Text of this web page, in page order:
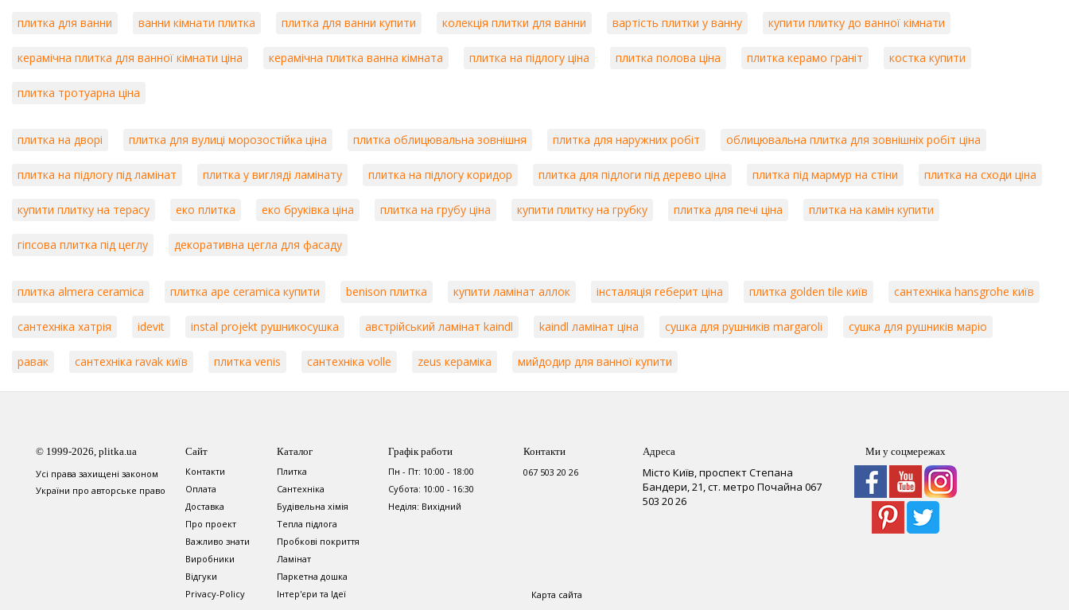
плитка для ванни ванни кімнати плитка плитка для ванни купити колекція плитки для ванни вартість плитки у ванну купити плитку до ванної кімнати
керамічна плитка для ванної кімнати ціна керамічна плитка ванна кімната плитка на підлогу ціна плитка полова ціна плитка керамо граніт костка купити
плитка тротуарна ціна
плитка на дворі плитка для вулиці морозостійка ціна плитка облицювальна зовнішня плитка для наружних робіт облицювальна плитка для зовнішніх робіт ціна
плитка на підлогу під ламінат плитка у вигляді ламінату плитка на підлогу коридор плитка для підлоги під дерево ціна плитка під мармур на стіни плитка на сходи ціна
купити плитку на терасу еко плитка еко бруківка ціна плитка на грубу ціна купити плитку на грубку плитка для печі ціна плитка на камін купити
гіпсова плитка під цеглу декоративна цегла для фасаду
плитка almera ceramica плитка ape ceramica купити benison плитка купити ламінат аллок інсталяція геберит ціна плитка golden tile київ сантехніка hansgrohe київ
сантехніка хатрія idevit instal projekt рушникосушка австрійський ламінат kaindl kaindl ламінат ціна сушка для рушників margaroli сушка для рушників маріо
равак сантехніка ravak київ плитка venis сантехніка volle zeus кераміка мийдодир для ванної купити
© 1999-2026, plitka.ua
Усі права захищені законом
України про авторське право
Сайт
Контакти
Оплата
Доставка
Про проект
Важливо знати
Виробники
Відгуки
Privacy-Policy
Каталог
Плитка
Сантехніка
Будівельна хімія
Тепла підлога
Пробкові покриття
Ламінат
Паркетна дошка
Інтер'єри та Ідеї
Графік работи
Пн - Пт: 10:00 - 18:00
Субота: 10:00 - 16:30
Неділя: Вихідний
Контакти
067 503 20 26
Карта сайта
Адреса
Місто Київ, проспект Степана
Бандери, 21, ст. метро Почайна 067
503 20 26
Ми у соцмережах